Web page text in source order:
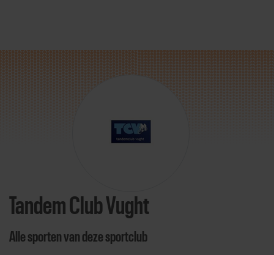
Tandem Club Vught
Alle sporten van deze sportclub